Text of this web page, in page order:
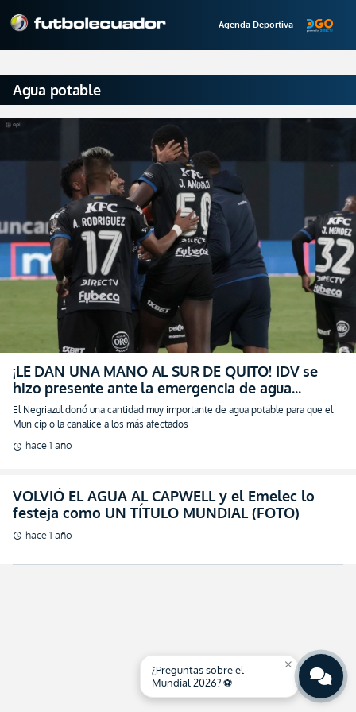
Agenda Deportiva
Agua potable
¡LE DAN UNA MANO AL SUR DE QUITO! IDV se
hizo presente ante la emergencia de agua
potable (FOTO)
El Negriazul donó una cantidad muy importante de agua potable para que el
Municipio la canalice a los más afectados
schedule hace 1 año
VOLVIÓ EL AGUA AL CAPWELL y el Emelec lo
festeja como UN TÍTULO MUNDIAL (FOTO)
schedule hace 1 año
close
¿Preguntas sobre el
Mundial 2026? ⚽